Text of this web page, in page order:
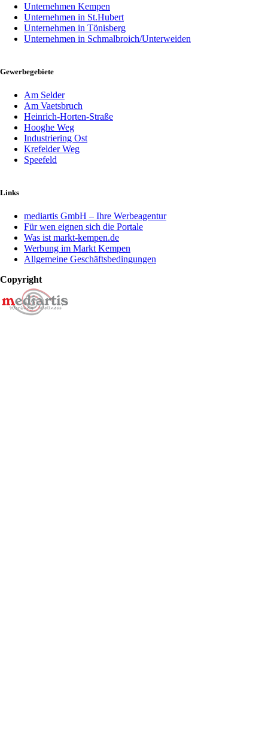
Unternehmen Kempen
Unternehmen in St.Hubert
Unternehmen in Tönisberg
Unternehmen in Schmalbroich/Unterweiden
Gewerbegebiete
Am Selder
Am Vaetsbruch
Heinrich-Horten-Straße
Hooghe Weg
Industriering Ost
Krefelder Weg
Speefeld
Links
mediartis GmbH – Ihre Werbeagentur
Für wen eignen sich die Portale
Was ist markt-kempen.de
Werbung im Markt Kempen
Allgemeine Geschäftsbedingungen
Copyright